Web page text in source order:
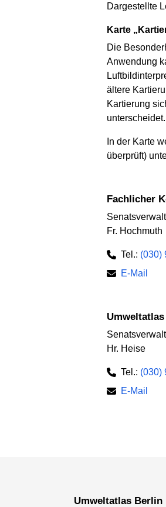
Dargestellte
Karte
Die
Anwendung
ältere
Kartierung
unterscheidet.
In der Karte
überprüft)
Fachlicher
Fr. Hochmuth
Tel.: (030)
E-Mail
Hr. Heise
Tel.: (030)
E-Mail
Umweltatlas Berlin